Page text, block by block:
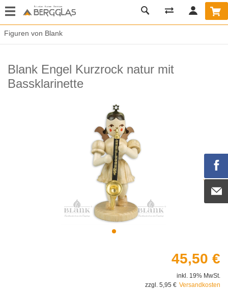
Figuren von Blank
Blank Engel Kurzrock natur mit
Bassklarinette
45,50 €
inkl. 19% MwSt.
zzgl. 5,95 € Versandkosten